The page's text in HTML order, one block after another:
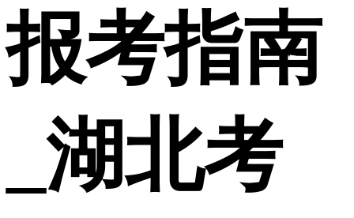
报考指南
_湖北考